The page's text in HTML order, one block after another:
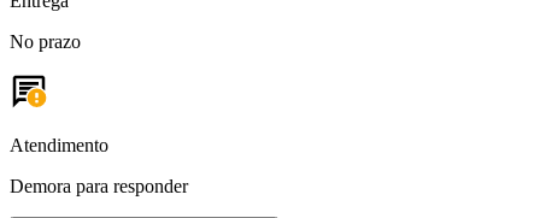
No prazo
Atendimento
Demora para responder